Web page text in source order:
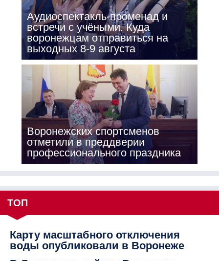
Аудиоспектакль-променад и
встречи с учёными. Куда
воронежцам отправиться на
выходных 8-9 августа
Воронежских спортсменов
отметили в преддверии
профессионального праздника
ТОП
Карту масштабного отключения
воды опубликовали в Воронеже